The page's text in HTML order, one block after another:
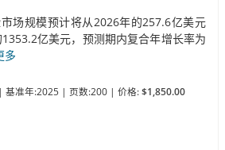
场规模预计将从2026年的257.6亿美元
亿美元，预测期内复合年增长率为
多
| 基准年:2025 | 页数:200 | 价格: $1,850.00